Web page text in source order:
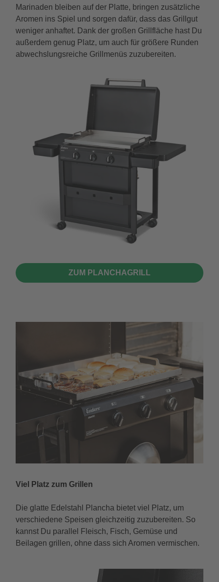
Marinaden bleiben auf der Platte, bringen zusätzliche
Aromen ins Spiel und sorgen dafür, dass das Grillgut
weniger anhaftet. Dank der großen Grillfläche hast Du
außerdem genug Platz, um auch für größere Runden
abwechslungsreiche Grillmenüs zuzubereiten.
ZUM PLANCHAGRILL
Viel Platz zum Grillen
Die glatte Edelstahl Plancha bietet viel Platz, um
verschiedene Speisen gleichzeitig zuzubereiten. So
kannst Du parallel Fleisch, Fisch, Gemüse und
Beilagen grillen, ohne dass sich Aromen vermischen.